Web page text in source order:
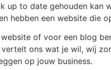
up to date gehouden kan
hebben een website die
of voor een blog
ons wat je wil, wij
op jouw business.